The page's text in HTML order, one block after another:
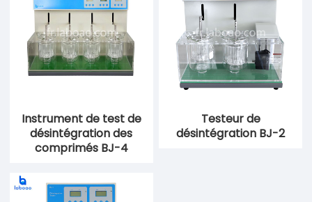
Instrument de test de
désintégration des
comprimés BJ-4
Testeur de
désintégration BJ-2